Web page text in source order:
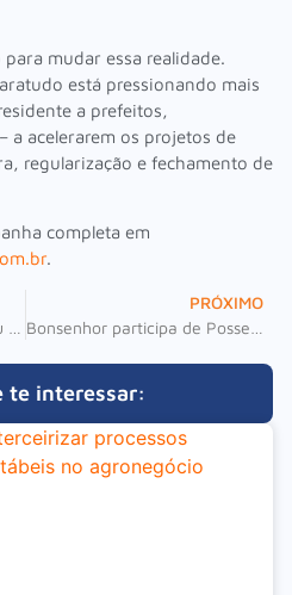
mudar essa realidade.
está pressionando mais
a prefeitos,
a acelerarem os projetos de
regularização e fechamento de
completa em
.
PRÓXIMO
te interessar: